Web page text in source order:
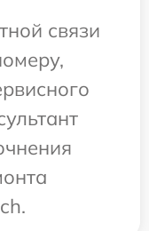
связи